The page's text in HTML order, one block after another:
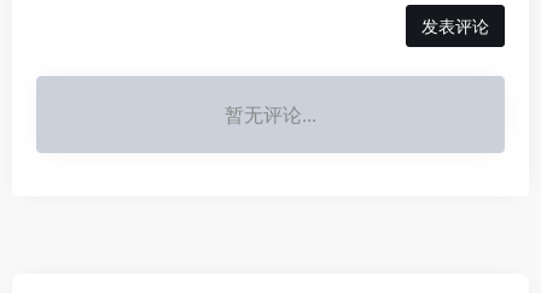
发表评论
暂无评论...